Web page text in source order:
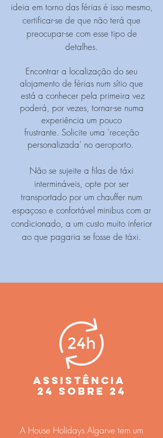
ideia em torno das férias é isso mesmo,
certificar-se de que não terá que
preocupar-se com esse tipo de
detalhes.
Encontrar a localização do seu
alojamento de férias num sítio que
está a conhecer pela primeira vez
poderá, por vezes, tornar-se numa
experiência um pouco
frustrante. Solicite uma 'receção
personalizada' no aeroporto.
Não se sujeite a filas de táxi
intermináveis, opte por ser
transportado por um chauffer num
espaçoso e confortável minibus com ar
condicionado, a um custo muito inferior
ao que pagaria se fosse de táxi.
ASSISTÊNCIA
24 SOBRE 24
A House Holidays Algarve tem um